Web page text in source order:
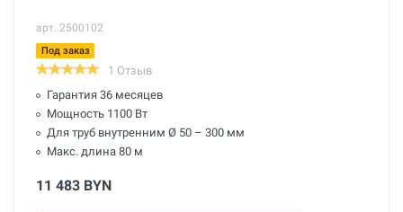
арт. 2500102
Под заказ
1 Отзыв
Гарантия 36 месяцев
Мощность 1100 Вт
Для труб внутренним Ø 50 – 300 мм
Макс. длина 80 м
11 483 BYN